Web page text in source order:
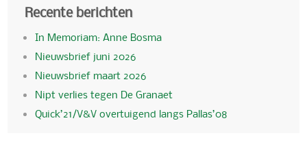
Recente berichten
In Memoriam: Anne Bosma
Nieuwsbrief juni 2026
Nieuwsbrief maart 2026
Nipt verlies tegen De Granaet
Quick’21/V&V overtuigend langs Pallas’08